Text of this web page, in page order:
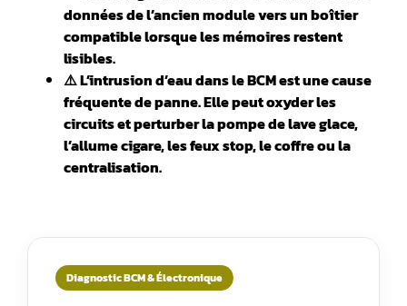
données de l’ancien module vers un boîtier
compatible lorsque les mémoires restent
lisibles.
⚠️ L’intrusion d’eau dans le BCM est une cause
fréquente de panne. Elle peut oxyder les
circuits et perturber la pompe de lave glace,
l’allume cigare, les feux stop, le coffre ou la
centralisation.
Diagnostic BCM & Électronique